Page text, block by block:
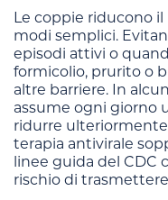
Le coppie riducono
modi semplici.
episodi attivi o
formicolio, prurito o
altre barriere. In
assume ogni giorno
ridurre ulteriormente
terapia antivirale
linee guida del CDC
rischio di trasmettere